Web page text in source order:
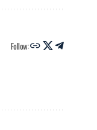
Follow: